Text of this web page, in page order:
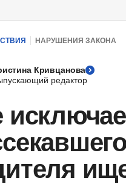
НАРУШЕНИЯ ЗАКОНА
Кривцанова
редактор